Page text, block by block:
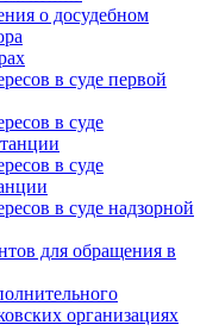
о досудебном
в суде первой
в суде
в суде
в суде надзорной
для обращения в
организациях